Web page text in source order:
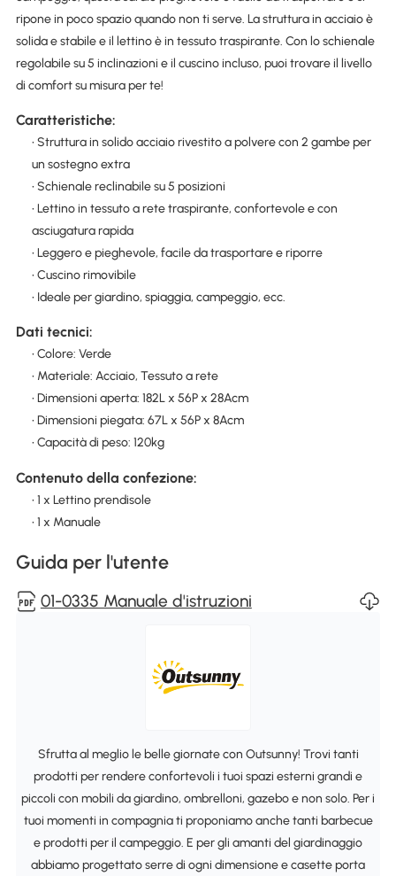
ripone in poco spazio quando non ti serve. La struttura in acciaio è
solida e stabile e il lettino è in tessuto traspirante. Con lo schienale
regolabile su 5 inclinazioni e il cuscino incluso, puoi trovare il livello
di comfort su misura per te!
Caratteristiche:
• Struttura in solido acciaio rivestito a polvere con 2 gambe per
un sostegno extra
• Schienale reclinabile su 5 posizioni
• Lettino in tessuto a rete traspirante, confortevole e con
asciugatura rapida
• Leggero e pieghevole, facile da trasportare e riporre
• Cuscino rimovibile
• Ideale per giardino, spiaggia, campeggio, ecc.
Dati tecnici:
• Colore: Verde
• Materiale: Acciaio, Tessuto a rete
• Dimensioni aperta: 182L x 56P x 28Acm
• Dimensioni piegata: 67L x 56P x 8Acm
• Capacità di peso: 120kg
Contenuto della confezione:
• 1 x Lettino prendisole
• 1 x Manuale
Guida per l'utente
01-0335 Manuale d'istruzioni
Sfrutta al meglio le belle giornate con Outsunny! Trovi tanti
prodotti per rendere confortevoli i tuoi spazi esterni grandi e
piccoli con mobili da giardino, ombrelloni, gazebo e non solo. Per i
tuoi momenti in compagnia ti proponiamo anche tanti barbecue
e prodotti per il campeggio. E per gli amanti del giardinaggio
abbiamo progettato serre di ogni dimensione e casette porta